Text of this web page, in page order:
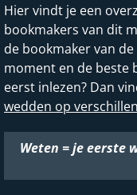
Hier vindt je een
bookmakers van dit
de bookmaker van
moment en de beste
eerst inlezen? Dan
wedden op
Weten = je eerste